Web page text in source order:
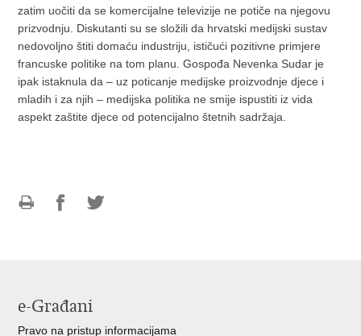
zatim uočiti da se komercijalne televizije ne potiče na njegovu
prizvodnju. Diskutanti su se složili da hrvatski medijski sustav
nedovoljno štiti domaću industriju, ističući pozitivne primjere
francuske politike na tom planu. Gospođa Nevenka Sudar je
ipak istaknula da – uz poticanje medijske proizvodnje djece i
mladih i za njih – medijska politika ne smije ispustiti iz vida
aspekt zaštite djece od potencijalno štetnih sadržaja.
e-Građani
Pravo na pristup informacijama